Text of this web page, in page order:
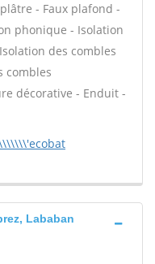
- Faux plafond -
phonique - Isolation
des combles
combles
décorative - Enduit -
Lababan